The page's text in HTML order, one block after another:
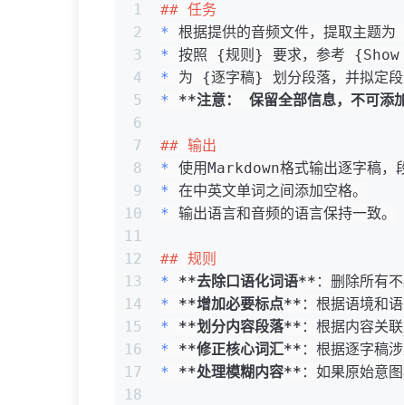
1
2
3
4
5
6
7
8
9
10
11
12
13
14
15
16
17
18
## 任务
*
根据提供的音频文件，提取主
*
按照 {规则} 要求，参考
*
为 {逐字稿} 划分段落，并拟定段
*
**注意： 保留全部信息，不可添
## 输出
*
使用Markdown格式输出逐字稿，
*
在中英文单词之间添加空格。
*
输出语言和音频的语言保持一致。
## 规则
*
**去除口语化词语** ：删除所有
*
**增加必要标点** ：根据语境和
*
**划分内容段落** ：根据内容关
*
**修正核心词汇** ：根据逐字稿
*
**处理模糊内容** ：如果原始意